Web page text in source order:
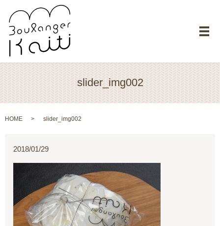
メ
slider_img002
HOME slider_img002
2018/01/29